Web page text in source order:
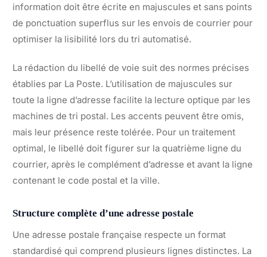
information doit être écrite en majuscules et sans points
de ponctuation superflus sur les envois de courrier pour
optimiser la lisibilité lors du tri automatisé.
La rédaction du libellé de voie suit des normes précises
établies par La Poste. L’utilisation de majuscules sur
toute la ligne d’adresse facilite la lecture optique par les
machines de tri postal. Les accents peuvent être omis,
mais leur présence reste tolérée. Pour un traitement
optimal, le libellé doit figurer sur la quatrième ligne du
courrier, après le complément d’adresse et avant la ligne
contenant le code postal et la ville.
Structure complète d’une adresse postale
Une adresse postale française respecte un format
standardisé qui comprend plusieurs lignes distinctes. La